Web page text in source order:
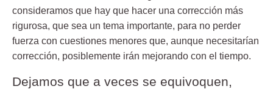
consideramos que hay que hacer una corrección más
rigurosa, que sea un tema importante, para no perder
fuerza con cuestiones menores que, aunque necesitarían
corrección, posiblemente irán mejorando con el tiempo.
Dejamos que a veces se equivoquen,